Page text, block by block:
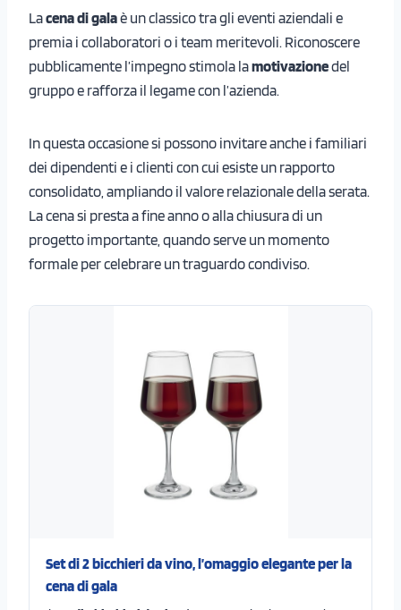
Lacena di galaè un classico tra gli eventi aziendali e
premia i collaboratori o i team meritevoli. Riconoscere
pubblicamente l’impegno stimola lamotivazionedel
gruppo e rafforza il legame con l’azienda.
In questa occasione si possono invitare anche i familiari
dei dipendenti e i clienti con cui esiste un rapporto
consolidato, ampliando il valore relazionale della serata.
La cena si presta a fine anno o alla chiusura di un
progetto importante, quando serve un momento
formale per celebrare un traguardo condiviso.
Set di 2 bicchieri da vino, l’omaggio elegante per la
cena di gala